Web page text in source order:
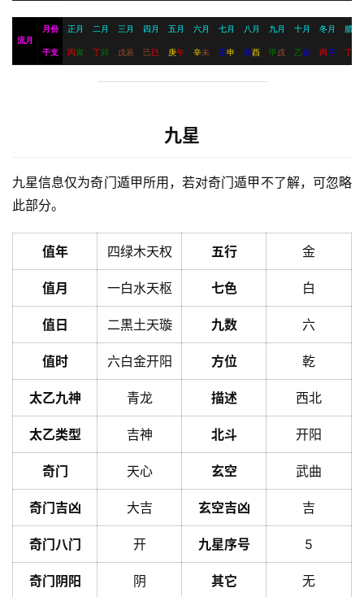
流月
月份 正月 二月 三月 四月 五月 六月 七月 八月 九月 十月 冬月 腊月
干支 丙寅 丁卯 戊辰 己巳 庚午 辛未 壬申 癸酉 甲 戌 乙亥 丙子 丁
九星
九星信息仅为奇门遁甲所用，若对奇门遁甲不了解，可忽略
此部分。
值年 四绿木天权 五行 金
值月 一白水天枢 七色 白
值日 二黒土天璇 九数 六
值时 六白金开阳 方位 乾
太乙九神 青龙 描述 西北
太乙类型 吉神 北斗 开阳
奇门 天心 玄空 武曲
奇门吉凶 大吉 玄空吉凶 吉
奇门八门 开 九星序号 5
奇门阴阳 阴 其它 无